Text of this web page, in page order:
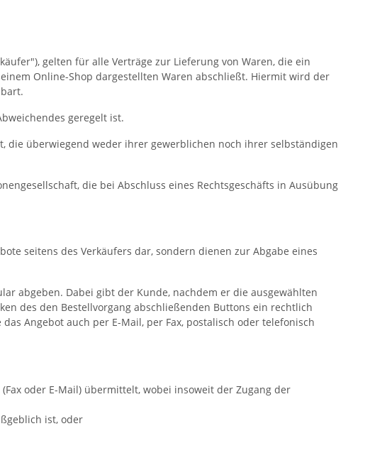
gelten für alle Verträge zur Lieferung von Waren, die ein
Online-Shop dargestellten Waren abschließt. Hiermit wird der
geregelt ist.
die überwiegend weder ihrer gewerblichen noch ihrer selbständigen
die bei Abschluss eines Rechtsgeschäfts in Ausübung
seitens des Verkäufers dar, sondern dienen zur Abgabe eines
abgeben. Dabei gibt der Kunde, nachdem er die ausgewählten
des den Bestellvorgang abschließenden Buttons ein rechtlich
Angebot auch per E-Mail, per Fax, postalisch oder telefonisch
oder E-Mail) übermittelt, wobei insoweit der Zugang der
ist, oder